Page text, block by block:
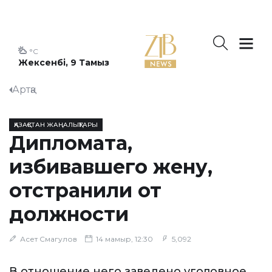
Жексенбі, 9 Тамыз
°C
Артқа
ҚАЗАҚСТАН ЖАҢАЛЫҚТАРЫ
Дипломата,
избивавшего жену,
отстранили от
должности
Асет Смагулов 14 мамыр, 12:30 5,092